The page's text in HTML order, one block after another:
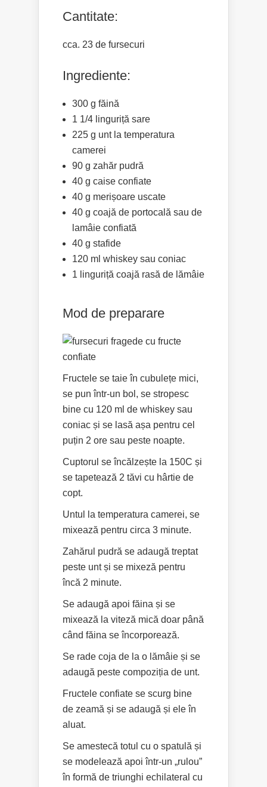
Cantitate:
cca. 23 de fursecuri
Ingrediente:
300 g făină
1 1/4 linguriță sare
225 g unt la temperatura
camerei
90 g zahăr pudră
40 g caise confiate
40 g merișoare uscate
40 g coajă de portocală sau de
lamâie confiată
40 g stafide
120 ml whiskey sau coniac
1 linguriță coajă rasă de lămâie
Mod de preparare
Fructele se taie în cubulețe mici,
se pun într-un bol, se stropesc
bine cu 120 ml de whiskey sau
coniac și se lasă așa pentru cel
puțin 2 ore sau peste noapte.
Cuptorul se încălzește la 150C și
se tapetează 2 tăvi cu hârtie de
copt.
Untul la temperatura camerei, se
mixează pentru circa 3 minute.
Zahărul pudră se adaugă treptat
peste unt și se mixeză pentru
încă 2 minute.
Se adaugă apoi făina și se
mixează la viteză mică doar până
când făina se încorporează.
Se rade coja de la o lămâie și se
adaugă peste compoziția de unt.
Fructele confiate se scurg bine
de zeamă și se adaugă și ele în
aluat.
Se amestecă totul cu o spatulă și
se modelează apoi într-un „rulou”
în formă de triunghi echilateral cu